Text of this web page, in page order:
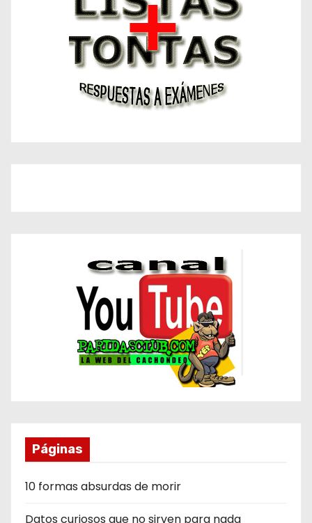
Páginas
10 formas absurdas de morir
Datos curiosos que no sirven para nada